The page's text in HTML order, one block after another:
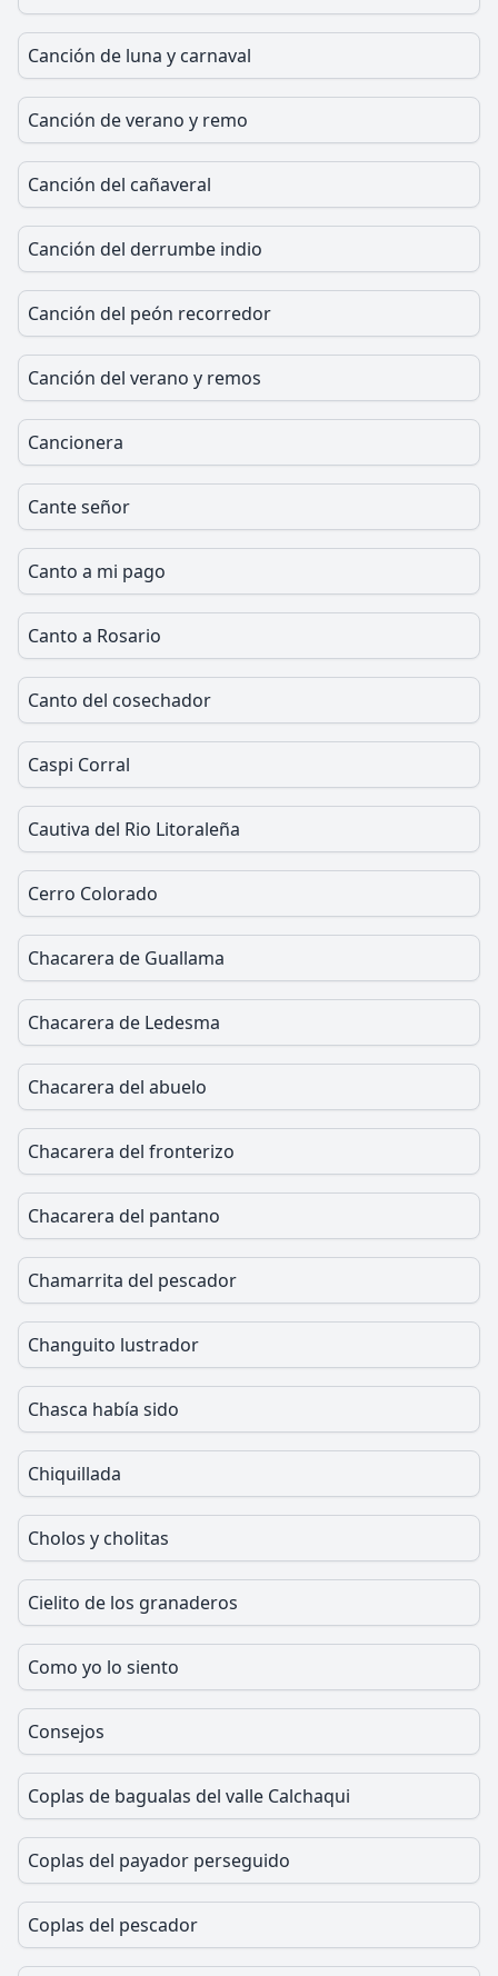
Canción de luna y carnaval
Canción de verano y remo
Canción del cañaveral
Canción del derrumbe indio
Canción del peón recorredor
Canción del verano y remos
Cancionera
Cante señor
Canto a mi pago
Canto a Rosario
Canto del cosechador
Caspi Corral
Cautiva del Rio Litoraleña
Cerro Colorado
Chacarera de Guallama
Chacarera de Ledesma
Chacarera del abuelo
Chacarera del fronterizo
Chacarera del pantano
Chamarrita del pescador
Changuito lustrador
Chasca había sido
Chiquillada
Cholos y cholitas
Cielito de los granaderos
Como yo lo siento
Consejos
Coplas de bagualas del valle Calchaqui
Coplas del payador perseguido
Coplas del pescador